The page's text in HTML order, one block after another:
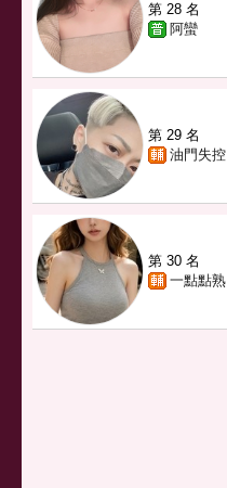
第 28 名
阿蠻
第 29 名
油門失控
第 30 名
一點點熟